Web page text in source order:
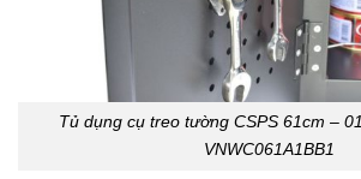
Tủ dụng cụ treo tường CSPS 61cm –
VNWC061A1BB1